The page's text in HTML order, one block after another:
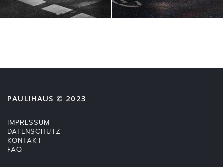
PAULIHAUS © 2023
IMPRESSUM
DATENSCHUTZ
KONTAKT
FAQ